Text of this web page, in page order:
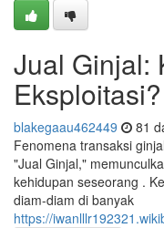
Jual Ginjal:
Eksploitasi?
blakegaau462449 81
Fenomena transaksi
"Jual Ginjal,"
kehidupan seseorang .
diam-diam di banyak
https://